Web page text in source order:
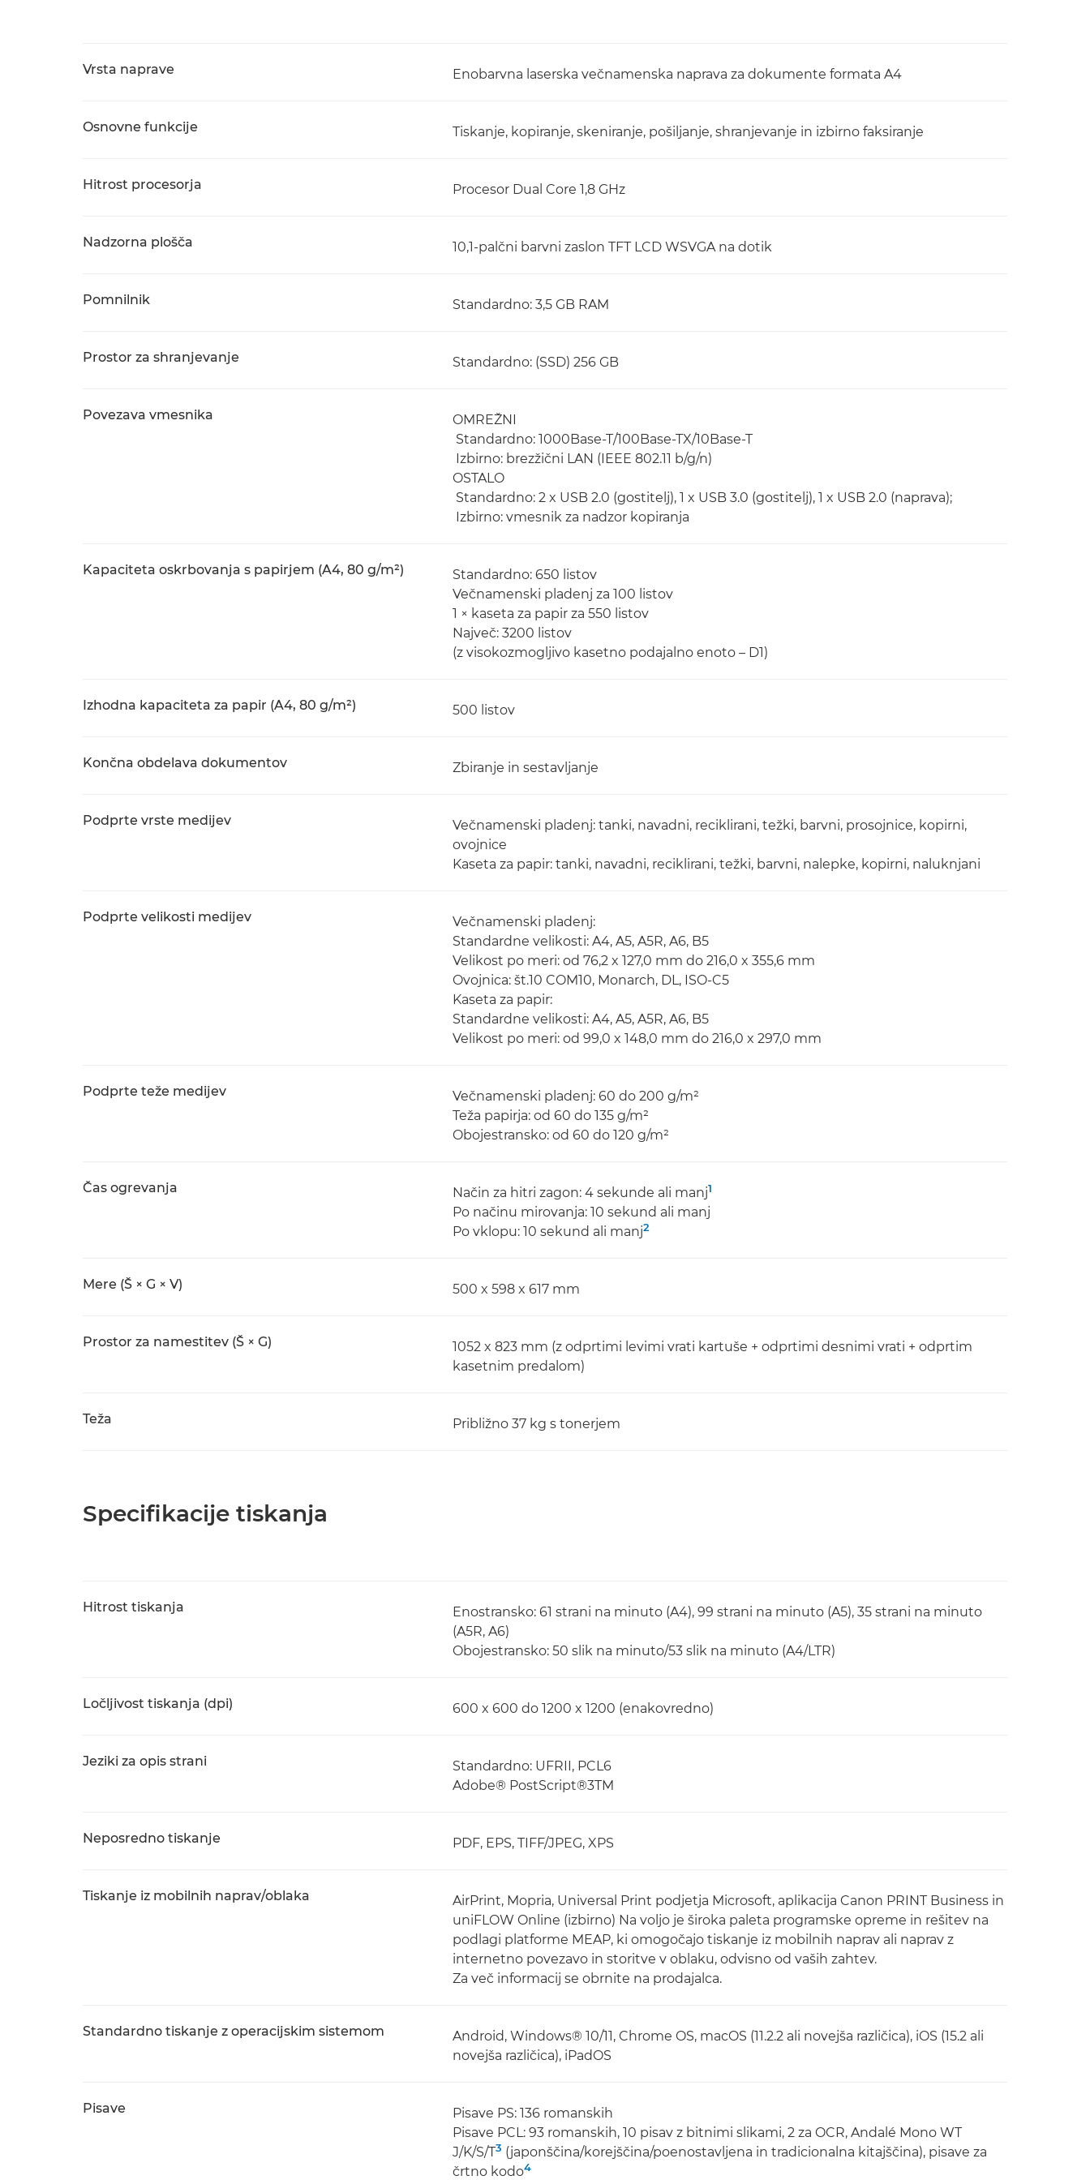
Vrsta naprave Enobarvna laserska večnamenska naprava za dokumente formata A4
Osnovne funkcije Tiskanje, kopiranje, skeniranje, pošiljanje, shranjevanje in izbirno faksiranje
Hitrost procesorja Procesor Dual Core 1,8 GHz
Nadzorna plošča 10,1-palčni barvni zaslon TFT LCD WSVGA na dotik
Pomnilnik Standardno: 3,5 GB RAM
Prostor za shranjevanje Standardno: (SSD) 256 GB
Povezava vmesnika
OMREŽNI
Standardno: 1000Base-T/100Base-TX/10Base-T
Izbirno: brezžični LAN (IEEE 802.11 b/g/n)
OSTALO
Standardno: 2 x USB 2.0 (gostitelj), 1 x USB 3.0 (gostitelj), 1 x USB 2.0 (naprava);
Izbirno: vmesnik za nadzor kopiranja
Kapaciteta oskrbovanja s papirjem (A4, 80 g/m²)
Standardno: 650 listov
Večnamenski pladenj za 100 listov
1 × kaseta za papir za 550 listov
Največ: 3200 listov
(z visokozmogljivo kasetno podajalno enoto – D1)
Izhodna kapaciteta za papir (A4, 80 g/m²) 500 listov
Končna obdelava dokumentov Zbiranje in sestavljanje
Podprte vrste medijev
Večnamenski pladenj: tanki, navadni, reciklirani, težki, barvni, prosojnice, kopirni,
ovojnice
Kaseta za papir: tanki, navadni, reciklirani, težki, barvni, nalepke, kopirni, naluknjani
Podprte velikosti medijev
Večnamenski pladenj:
Standardne velikosti: A4, A5, A5R, A6, B5
Velikost po meri: od 76,2 x 127,0 mm do 216,0 x 355,6 mm
Ovojnica: št.10 COM10, Monarch, DL, ISO-C5
Kaseta za papir:
Standardne velikosti: A4, A5, A5R, A6, B5
Velikost po meri: od 99,0 x 148,0 mm do 216,0 x 297,0 mm
Podprte teže medijev
Večnamenski pladenj: 60 do 200 g/m²
Teža papirja: od 60 do 135 g/m²
Obojestransko: od 60 do 120 g/m²
Čas ogrevanja Način za hitri zagon: 4 sekunde ali manj1
Po načinu mirovanja: 10 sekund ali manj
Po vklopu: 10 sekund ali manj2
Mere (Š × G × V) 500 x 598 x 617 mm
Prostor za namestitev (Š × G)
1052 x 823 mm (z odprtimi levimi vrati kartuše + odprtimi desnimi vrati + odprtim
kasetnim predalom)
Teža Približno 37 kg s tonerjem
Specifikacije tiskanja
Hitrost tiskanja
Enostransko: 61 strani na minuto (A4), 99 strani na minuto (A5), 35 strani na minuto
(A5R, A6)
Obojestransko: 50 slik na minuto/53 slik na minuto (A4/LTR)
Ločljivost tiskanja (dpi) 600 x 600 do 1200 x 1200 (enakovredno)
Jeziki za opis strani
Standardno: UFRII, PCL6
Adobe® PostScript®3TM
Neposredno tiskanje PDF, EPS, TIFF/JPEG, XPS
Tiskanje iz mobilnih naprav/oblaka
AirPrint, Mopria, Universal Print podjetja Microsoft, aplikacija Canon PRINT Business in
uniFLOW Online (izbirno) Na voljo je široka paleta programske opreme in rešitev na
podlagi platforme MEAP, ki omogočajo tiskanje iz mobilnih naprav ali naprav z
internetno povezavo in storitve v oblaku, odvisno od vaših zahtev.
Za več informacij se obrnite na prodajalca.
Standardno tiskanje z operacijskim sistemom
Android, Windows® 10/11, Chrome OS, macOS (11.2.2 ali novejša različica), iOS (15.2 ali
novejša različica), iPadOS
Pisave
Pisave PS: 136 romanskih
Pisave PCL: 93 romanskih, 10 pisav z bitnimi slikami, 2 za OCR, Andalé Mono WT
J/K/S/T3 (japonščina/korejščina/poenostavljena in tradicionalna kitajščina), pisave za
črtno kodo4